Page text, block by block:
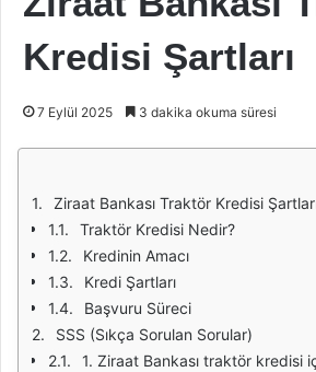
Kredisi Şartları
7 Eylül 2025 3 dakika okuma süresi
Ziraat Bankası Traktör Kredisi
Traktör Kredisi Nedir?
Kredinin Amacı
Kredi Şartları
Başvuru Süreci
SSS (Sıkça Sorulan Sorular)
1. Ziraat Bankası traktör kredisi